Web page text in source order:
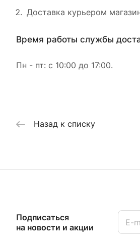
Доставка курьером
Время работы службы
Пн - пт: с 10:00 до 17:00.
Назад к списку
Подписаться
на новости и акции